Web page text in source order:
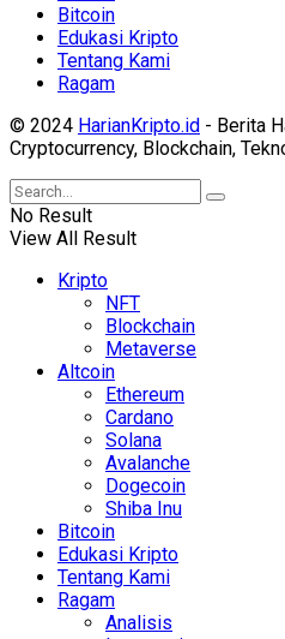
Bitcoin
Edukasi Kripto
Tentang Kami
Ragam
© 2024 HarianKripto.id - Berita
Cryptocurrency, Blockchain,
No Result
View All Result
Kripto
NFT
Blockchain
Metaverse
Altcoin
Ethereum
Cardano
Solana
Avalanche
Dogecoin
Shiba Inu
Bitcoin
Edukasi Kripto
Tentang Kami
Ragam
Analisis